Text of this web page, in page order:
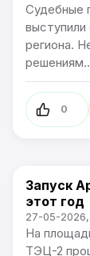
Судебные
региона.
0
Новости
Запуск
этот год
27-05-2026,
На
ТЭЦ-2